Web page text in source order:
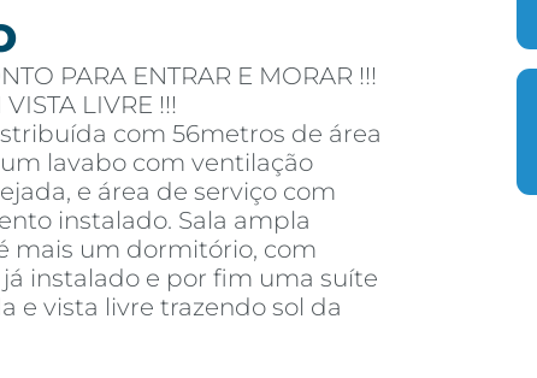
PARA ENTRAR E MORAR !!!
LIVRE !!!
com 56metros de área
lavabo com ventilação
e área de serviço com
instalado. Sala ampla
mais um dormitório, com
instalado e por fim uma suíte
e vista livre trazendo sol da